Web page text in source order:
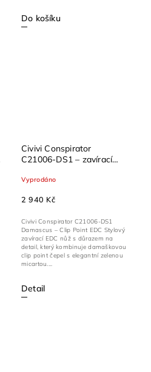
Do košíku
Civivi Conspirator
C21006-DS1 – zavírací
oceli se zelenou micartou
Vyprodáno
2 940 Kč
Detail
Civivi Conspirator C21006-DS1
Damascus – Clip Point EDC Stylový
zavírací EDC nůž s důrazem na
detail, který kombinuje damaškovou
clip point čepel s elegantní zelenou
micartou....